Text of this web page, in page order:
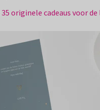
35 originele cadeaus voor